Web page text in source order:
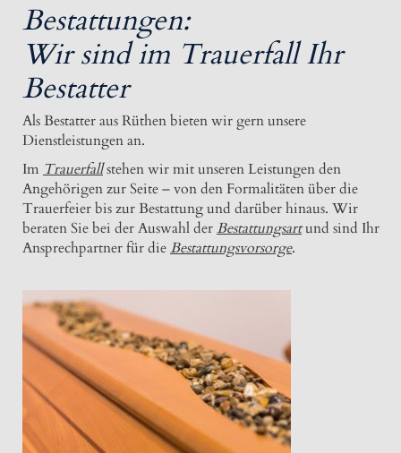
Bestattungen:
Wir sind im Trauerfall Ihr
Bestatter
Als Bestatter aus Rüthen bieten wir gern unsere
Dienstleistungen an.
Im Trauerfallstehen wir mit unseren Leistungen den
Angehörigen zur Seite – von den Formalitäten über die
Trauerfeier bis zur Bestattung und darüber hinaus. Wir
beraten Sie bei der Auswahl derBestattungsartund sind Ihr
Ansprechpartner für dieBestattungsvorsorge.